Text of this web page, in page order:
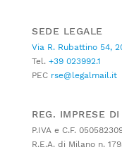
SEDE LEGALE
Via R. Rubattino 54,
Tel. +39 023992.1
PEC rse@legalmail.it
REG. IMPRESE
P.IVA e C.F.
R.E.A. di Milano n.